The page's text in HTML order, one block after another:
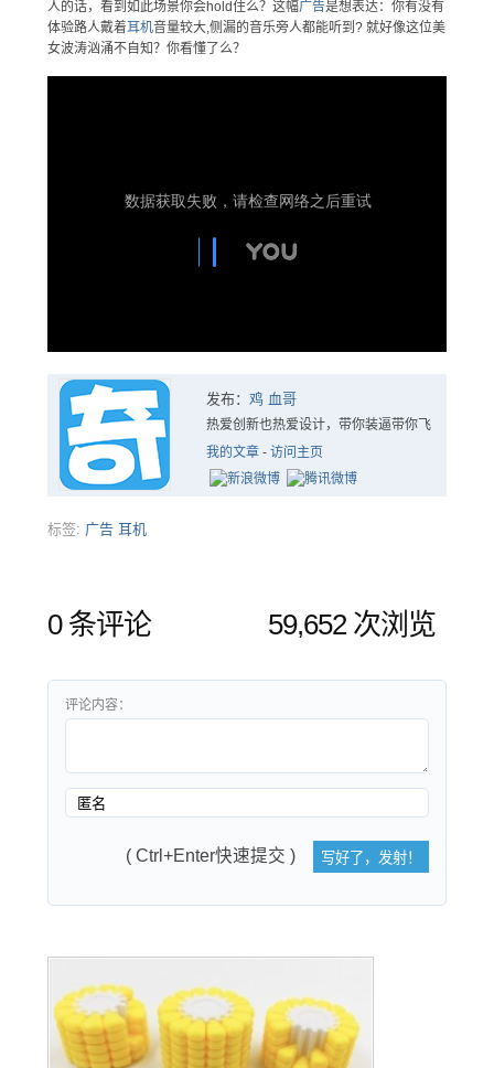
人的话，看到如此场景你会hold住么？这幅广告是想表达：你有没有
体验路人戴着耳机音量较大,侧漏的音乐旁人都能听到? 就好像这位美
女波涛汹涌不自知？你看懂了么？
发布： 鸡 血哥
热爱创新也热爱设计，带你装逼带你飞
我的文章- 访问主页
标签: 广告 耳机
0 条评论 59,652 次浏览
评论内容：
( Ctrl+Enter快速提交 )